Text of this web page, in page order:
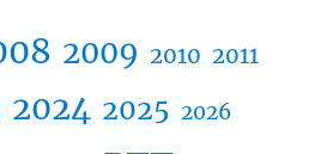
2009 2010 2011
2024 2025 2026